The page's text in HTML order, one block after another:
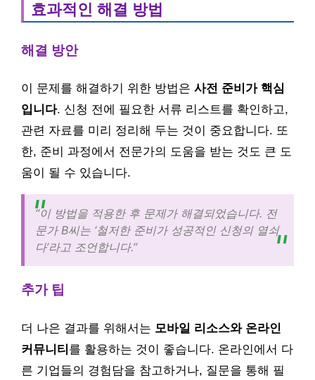
효과적인 해결 방법
해결 방안
이 문제를 해결하기 위한 방법은 사전 준비가 핵심
입니다. 신청 전에 필요한 서류 리스트를 확인하고,
관련 자료를 미리 정리해 두는 것이 중요합니다. 또
한, 준비 과정에서 전문가의 도움을 받는 것도 큰 도
움이 될 수 있습니다.
“이 방법을 적용한 후 문제가 해결되었습니다. 전
문가 B씨는 ‘철저한 준비가 성공적인 신청의 열쇠
다’라고 조언합니다.”
추가 팁
더 나은 결과를 위해서는 모바일 리소스와 온라인
커뮤니티 를 활용하는 것이 좋습니다. 온라인에서 다
른 기업들의 경험담을 참고하거나, 질문을 통해 필